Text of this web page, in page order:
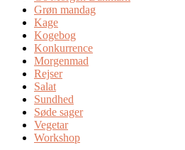
Grøn mandag
Kage
Kogebog
Konkurrence
Morgenmad
Rejser
Salat
Sundhed
Søde sager
Vegetar
Workshop